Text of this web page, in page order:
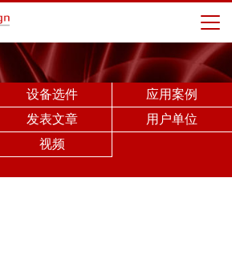
设备选件
应用案例
发表文章
用户单位
视频